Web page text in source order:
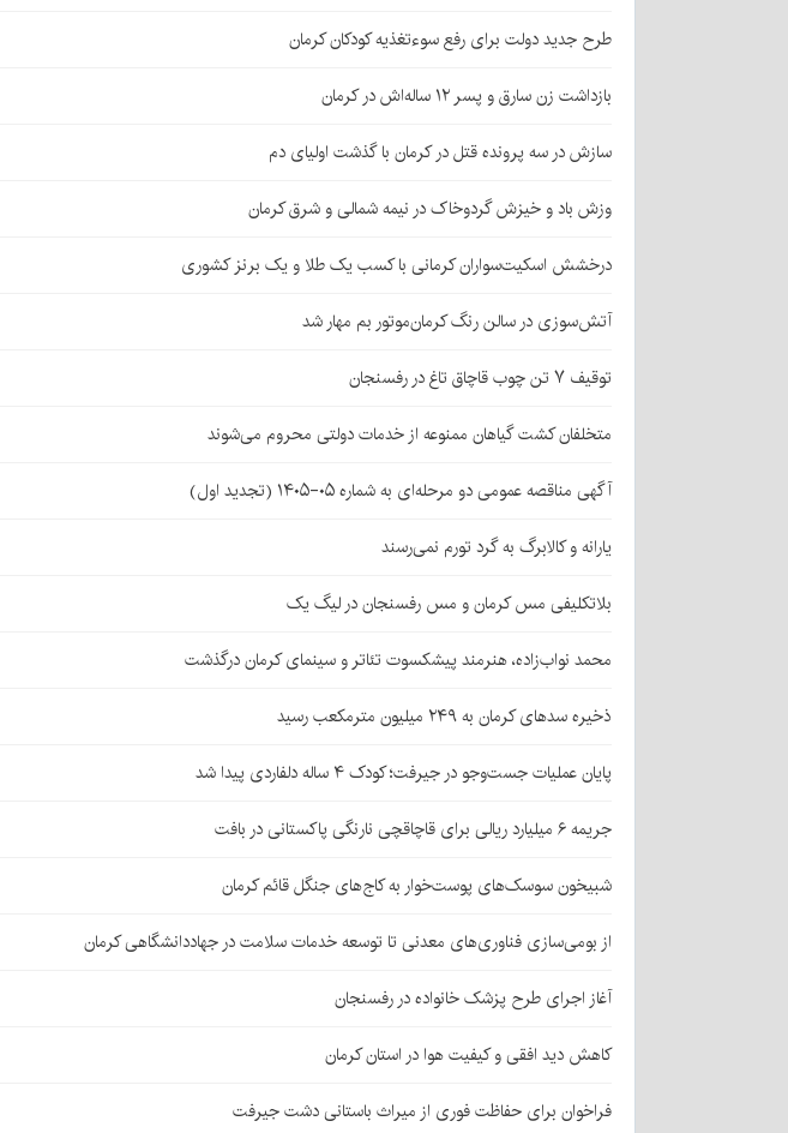
طرح جدید دولت برای رفع سوءتغذیه کودکان کرمان
بازداشت زن سارق و پسر ۱۲ ساله‌اش در کرمان
سازش در سه پرونده قتل در کرمان با گذشت اولیای دم
وزش باد و خیزش گردوخاک در نیمه شمالی و شرق کرمان
درخشش اسکیت‌سواران کرمانی با کسب یک طلا و یک برنز کشوری
آتش‌سوزی در سالن رنگ کرمان‌موتور بم مهار شد
توقیف ۷ تن چوب قاچاق تاغ در رفسنجان
متخلفان کشت گیاهان ممنوعه از خدمات دولتی محروم می‌شوند
آگهی مناقصه عمومی دو مرحله‌ای به شماره ۰۵-۱۴۰۵ (تجدید اول)
یارانه و کالابرگ به گرد تورم نمی‌رسند
بلاتکلیفی مس کرمان و مس رفسنجان در لیگ یک
محمد نواب‌زاده، هنرمند پیشکسوت تئاتر و سینمای کرمان درگذشت
ذخیره سدهای کرمان به ۲۴۹ میلیون مترمکعب رسید
پایان عملیات جست‌وجو در جیرفت؛ کودک ۴ ساله دلفاردی پیدا شد
جریمه ۶ میلیارد ریالی برای قاچاقچی نارنگی پاکستانی در بافت
شبیخون سوسک‌های پوست‌خوار به کاج‌های جنگل قائم کرمان
از بومی‌سازی فناوری‌های معدنی تا توسعه خدمات سلامت در جهاددانشگاهی کرمان
آغاز اجرای طرح پزشک خانواده در رفسنجان
کاهش دید افقی و کیفیت هوا در استان کرمان
فراخوان برای حفاظت فوری از میراث باستانی دشت جیرفت